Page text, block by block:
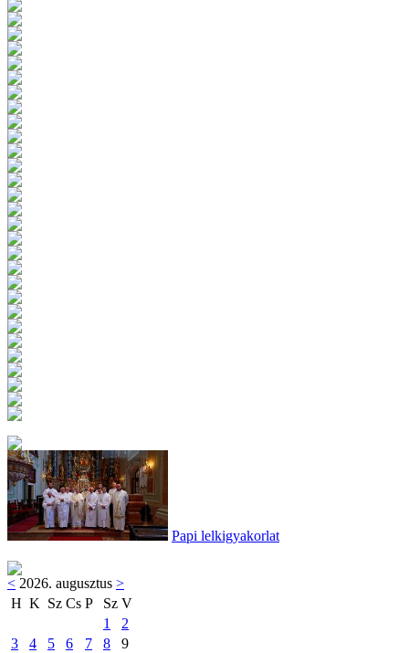
Papi lelkigyakorlat
< 2026. augusztus >
H K Sz Cs P Sz V
1
2
3
4 5 6 7 8
9